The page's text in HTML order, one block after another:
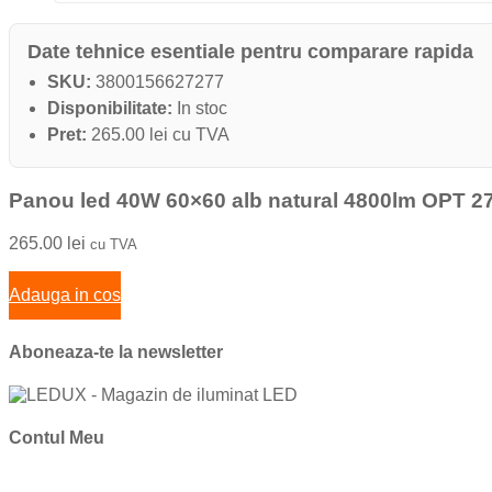
Date tehnice esentiale pentru comparare rapida
SKU: 3800156627277
Disponibilitate: In stoc
Pret: 265.00 lei cu TVA
Panou led 40W 60×60 alb natural 4800lm OPT
265.00 lei cu TVA
Adauga in cos
Aboneaza-te la newsletter
Contul Meu